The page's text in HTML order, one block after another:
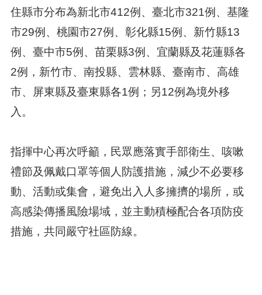
住縣市分布為新北市412例、臺北市321例、基隆
市29例、桃園市27例、彰化縣15例、新竹縣13
例、臺中市5例、苗栗縣3例、宜蘭縣及花蓮縣各
2例，新竹市、南投縣、雲林縣、臺南市、高雄
市、屏東縣及臺東縣各1例；另12例為境外移
入。
指揮中心再次呼籲，民眾應落實手部衛生、咳嗽
禮節及佩戴口罩等個人防護措施，減少不必要移
動、活動或集會，避免出入人多擁擠的場所，或
高感染傳播風險場域，並主動積極配合各項防疫
措施，共同嚴守社區防線。